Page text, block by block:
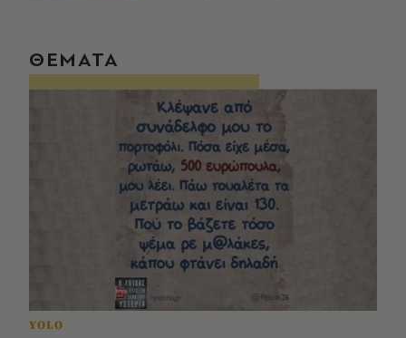
ΘΕΜΑΤΑ
YOLO